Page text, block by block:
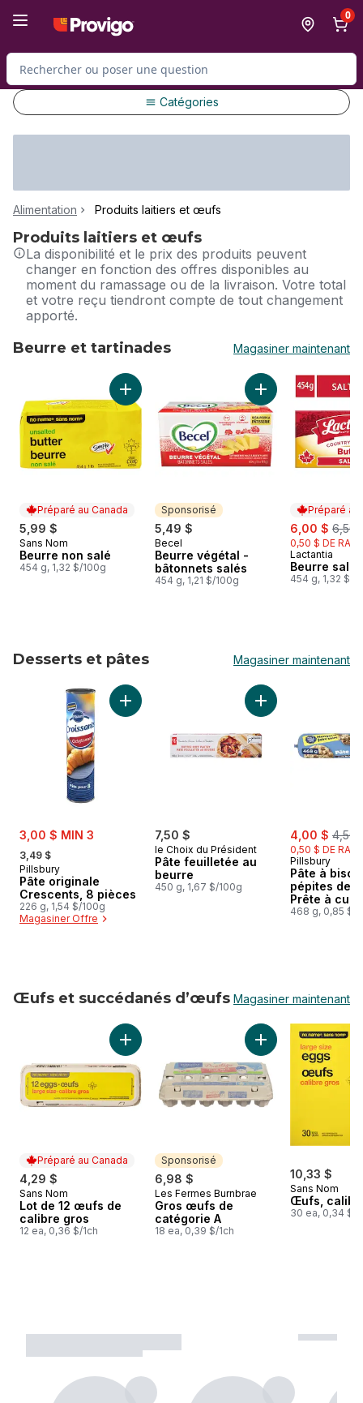
0
Rechercher des produits
Catégories
Alimentation Produits laitiers et œufs
Produits laitiers et œufs
La disponibilité et le prix des produits peuvent
changer en fonction des offres disponibles au
moment du ramassage ou de la livraison. Votre total
et votre reçu tiendront compte de tout changement
apporté.
Beurre et tartinades Magasiner maintenant
sauter Beurre et tartinades
Préparé au Canada
5,99 $
Préparé au Canada
Sans Nom
Beurre non salé
454 g, 1,32 $/100g
Ajouter Beurre non salé au panier
Sponsorisé
5,49 $
Sponsorisé
Becel
Beurre végétal -
bâtonnets salés
454 g, 1,21 $/100g
Ajouter Beurre
Préparé au
sale:
6,00 $ ,
6,50
0,50 $ DE
Préparé au
Lactantia
Beurre salé.
454 g, 1,32 $/
Desserts et pâtes Magasiner maintenant
sauter Desserts et pâtes
sale:
3,00 $ MIN 3
, formerly:
3,49 $
Pillsbury
Pâte originale
Crescents, 8 pièces
226 g, 1,54 $/100g
Magasiner Offre
Ajouter Pâte originale Crescents, 8 pièces
7,50 $
le Choix du Président
Pâte feuilletée au
beurre
450 g, 1,67 $/100g
Ajouter Pâte
sale:
4,00 $ ,
4,50
0,50 $ DE
Pillsbury
Pâte à
pépites de
Prête à
468 g, 0,85 $/
Œufs et succédanés d’œufs Magasiner maintenant
sauter Œufs et succédanés d’œufs
Préparé au Canada
4,29 $
Préparé au Canada
Sans Nom
Lot de 12 œufs de
calibre gros
12 ea, 0,36 $/1ch
Ajouter Lot de 12 œufs de calibre gros au
Sponsorisé
6,98 $
Sponsorisé
Les Fermes Burnbrae
Gros œufs de
catégorie A
18 ea, 0,39 $/1ch
Ajouter Gros œufs
10,33 $
Sans Nom
Œufs,
30 ea, 0,34 $/